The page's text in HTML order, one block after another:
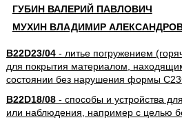
ГУБИН ВАЛЕРИЙ ПАВЛОВИЧ
МУХИН ВЛАДИМИР
B22D23/04- литье погружением
для покрытия материалом,
состоянии без нарушения формы
B22D18/08- способы и устройства
или наблюдения, например с целью